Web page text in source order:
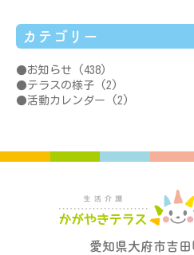
カテゴリー
お知らせ (438)
テラスの様子 (2)
活動カレンダー (2)
愛知県大府市吉